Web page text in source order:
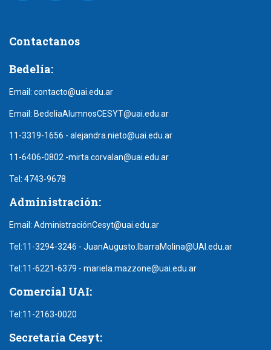
Contactanos
Bedelía:
Email: contacto@uai.edu.ar
Email: BedeliaAlumnosCESYT@uai.edu.ar
11-3319-1656 - alejandra.nieto@uai.edu.ar
11-6406-0802 -mirta.corvalan@uai.edu.ar
Tel: 4743-9678
Administración:
Email: AdministraciónCesyt@uai.edu.ar
Tel:11-3294-3246 - JuanAugusto.IbarraMolina@UAI.edu.ar
Tel:11-6221-6379 - mariela.mazzone@uai.edu.ar
Comercial UAI:
Tel:11-2163-0020
Secretaría Cesyt: